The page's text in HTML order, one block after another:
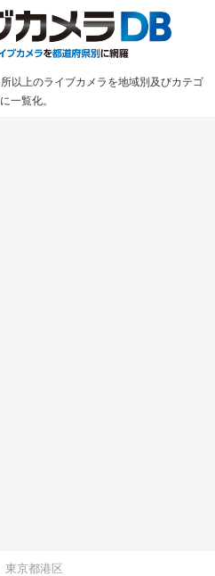
以上のライブカメラを地域別及びカテゴ
一覧化。
東京都港区